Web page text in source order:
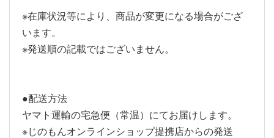
※在庫状況等により、商品が変更になる場合がござ
います。
※発送順の記載ではございません。
●配送方法
ヤマト運輸の宅急便（常温）にてお届けします。
※じのもんオンラインショップ提携店からの発送